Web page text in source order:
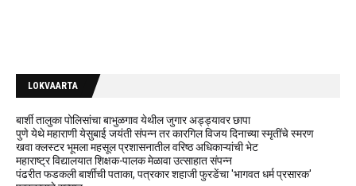
LOKVAARTA
बार्शी तालुका पोलिसांचा बाभुळगाव येथील जुगार अड्ड्यावर छापा
पुणे येथे महाराणी येसुबाई जयंती संपन्न तर कारगिल विजय दिनाच्या स्मृतींचे स्मरण
खवा क्लस्टर भूमला महसूल प्रशासनातील वरिष्ठ अधिकाऱ्यांची भेट
महाराष्ट्र विद्यालयात शिक्षक-पालक मेळावा उत्साहात संपन्न
पंढरीत फडकली बार्शीची पताका, पत्रकार शहाजी फुरडेंचा 'भागवत धर्म प्रसारक'